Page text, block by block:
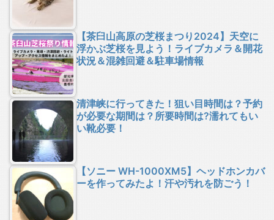
【茶臼山高原の芝桜まつり2024】天空に
浮かぶ芝桜を見よう！ライブカメラ＆開花
状況＆混雑回避＆駐車場情報
清津峡に行ってきた！狙い目時間は？予約
が必要な期間は？所要時間は?濡れてもい
い靴必要！
【ソニー WH-1000XM5】ヘッドホンカバ
ーを作ってみたよ！汗や汚れを防ごう！